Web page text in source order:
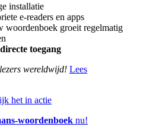
installatie
e-readers en apps
woordenboek groeit regelmatig
toegang
wereldwijd! Lees
het in actie
woordenboek nu!